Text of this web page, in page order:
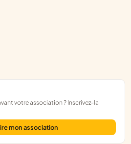
mon association